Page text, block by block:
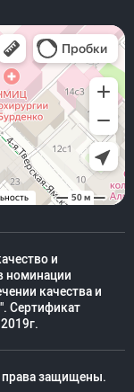
и
номинации
качества и
Сертификат
права защищены.